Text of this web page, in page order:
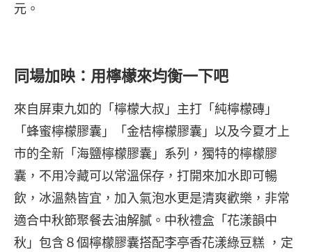
元。
同場加映：用檸檬來均衡一下吧
來自屏東九如的「檸檬大叔」主打「純檸檬磚」
「蜂蜜檸檬膠囊」「金桔檸檬膠囊」以及今夏才上
市的全新「海鹽檸檬膠囊」系列，獨特的檸檬膠
囊，不用冷藏可以常溫保存，打開來加水即可暢
飲，冰溫熱皆宜，加入氣泡水更是清爽歡樂，非常
適合中秋節聚餐去油解膩。中秋禮盒「花漾韻中
秋」包含８個檸檬膠囊搭配李亭香花漾綠豆糕 ，定